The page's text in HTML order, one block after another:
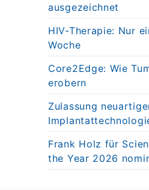
ausgezeichnet
HIV-Therapie: Nur
Woche
Core2Edge: Wie
erobern
Zulassung
Frank Holz für
the Year 2026